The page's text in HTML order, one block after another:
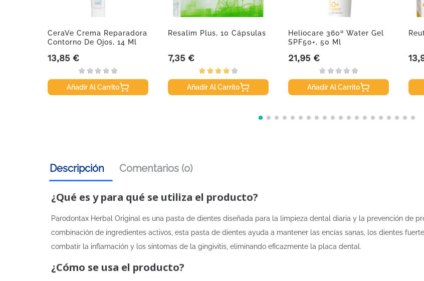
CeraVe Crema Reparadora
Contorno De Ojos, 14 Ml
Precio
13,85 €
Añadir Al Carrito
Resalim Plus, 10 Cápsulas
Precio
7,35 €
Añadir Al Carrito
Heliocare 360º Water Gel
SPF50+, 50 Ml
Precio
21,95 €
Añadir Al Carrito
Descripción Comentarios (0)
¿Qué es y para qué se utiliza el producto?
Parodontax Herbal Original es una pasta de dientes diseñada para la limpieza dental diaria y la prevención de
combinación de ingredientes activos, esta pasta de dientes ayuda a mantener las encías sanas, los dientes
combatir la inflamación y los síntomas de la gingivitis, eliminando eficazmente la placa dental.
¿Cómo se usa el producto?